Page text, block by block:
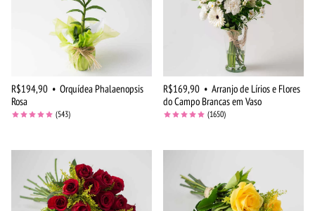
R$194,90 • Orquídea Phalaenopsis
Rosa
(543)
R$169,90 • Arranjo de Lírios e Flores
do Campo Brancas em Vaso
(1650)